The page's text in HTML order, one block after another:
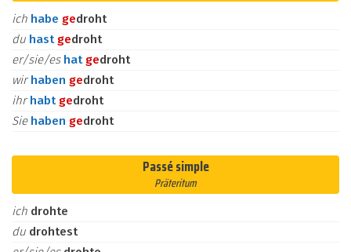
ich habe gedroht
du hast gedroht
er/sie/es hat gedroht
wirhaben gedroht
ihrhabt gedroht
Sie haben gedroht
Passé simple
Präteritum
ich drohte
du drohtest